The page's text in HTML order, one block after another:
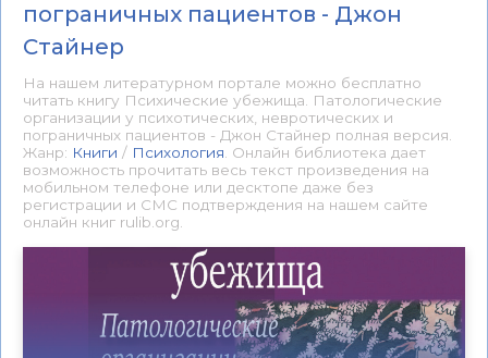
пограничных пациентов - Джон
Стайнер
На нашем литературном портале можно бесплатно
читать книгу Психические убежища. Патологические
организации у психотических, невротических и
пограничных пациентов - Джон Стайнер полная версия.
Жанр: Книги / Психология . Онлайн библиотека дает
возможность прочитать весь текст произведения на
мобильном телефоне или десктопе даже без
регистрации и СМС подтверждения на нашем сайте
онлайн книг rulib.org.